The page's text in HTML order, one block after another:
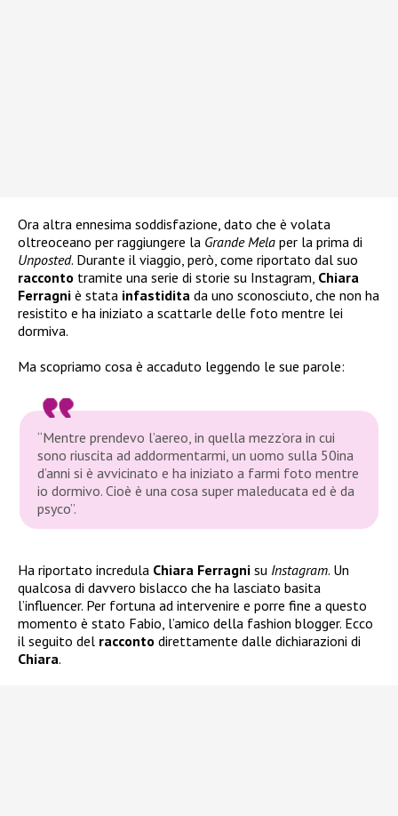
Ora altra ennesima soddisfazione, dato che è volata
oltreoceano per raggiungere la Grande Mela per la prima di
Unposted. Durante il viaggio, però, come riportato dal suo
racconto tramite una serie di storie su Instagram, Chiara
Ferragni è stata infastidita da uno sconosciuto, che non ha
resistito e ha iniziato a scattarle delle foto mentre lei
dormiva.
Ma scopriamo cosa è accaduto leggendo le sue parole:
“Mentre prendevo l’aereo, in quella mezz’ora in cui
sono riuscita ad addormentarmi, un uomo sulla 50ina
d’anni si è avvicinato e ha iniziato a farmi foto mentre
io dormivo. Cioè è una cosa super maleducata ed è da
psyco”.
Ha riportato incredula Chiara Ferragni su Instagram. Un
qualcosa di davvero bislacco che ha lasciato basita
l’influencer. Per fortuna ad intervenire e porre fine a questo
momento è stato Fabio, l’amico della fashion blogger. Ecco
il seguito del racconto direttamente dalle dichiarazioni di
Chiara.